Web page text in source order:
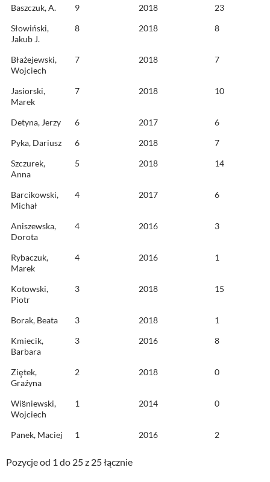
Baszczuk, A. 9 2018
23
Słowiński,
Jakub J.
8 2018 8
Błażejewski,
Wojciech
7 2018 7
Jasiorski,
Marek
7 2018 10
Detyna, Jerzy 6 2017
6
Pyka, Dariusz
6 2018
7
Szczurek,
Anna
5 2018 14
Barcikowski,
Michał
4 2017 6
Aniszewska,
Dorota
4 2016 3
Rybaczuk,
Marek
4 2016 1
Kotowski,
Piotr
3 2018 15
Borak, Beata 3 2018
1
Kmiecik,
Barbara
3 2016 8
Ziȩtek,
Graźyna
2 2018 0
Wis̈niewski,
Wojciech
1 2014 0
Panek, Maciej 1 2016 2
Pozycje od 1 do 25 z 25 łącznie